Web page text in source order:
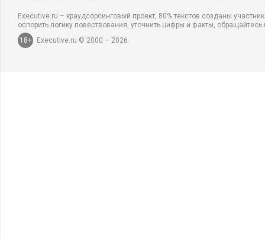
Executive.ru – краудсорсинговый проект, 80% текстов созданы
оспорить логику повествования, уточнить цифры и факты,
18+
Executive.ru © 2000 – 2026.